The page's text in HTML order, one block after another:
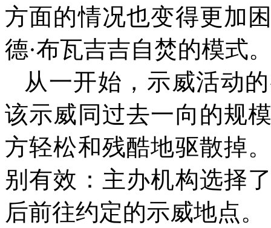
方面的情况也变得更加
德·布瓦吉吉自焚的模式
从一开始，示威活动
该示威同过去一向的规
方轻松和残酷地驱散掉
别有效：主办机构选择
后前往约定的示威地点。